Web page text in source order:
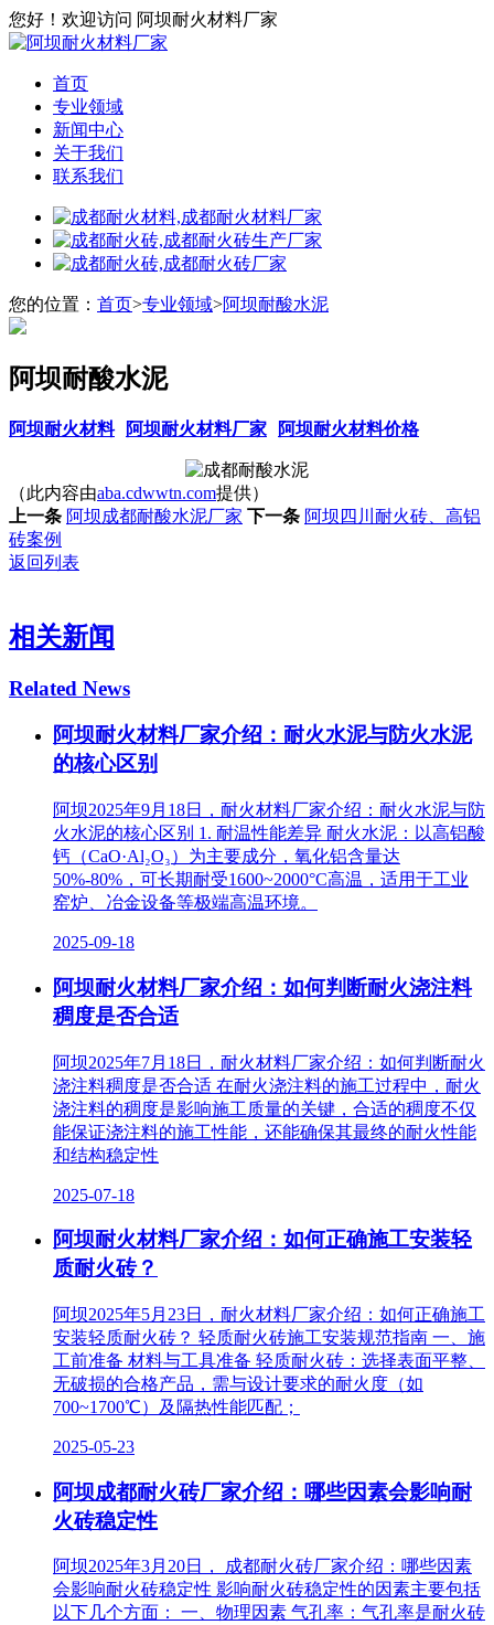
您好！欢迎访问 阿坝耐火材料厂家
首页
专业领域
新闻中心
关于我们
联系我们
您的位置： 首页>专业领域>阿坝耐酸水泥
阿坝耐酸水泥
阿坝耐火材料 阿坝耐火材料厂家 阿坝耐火材料价格
（此内容由aba.cdwwtn.com提供）
上一条 阿坝成都耐酸水泥厂家 下一条 阿坝四川耐火砖、高铝
砖案例
返回列表
相关新闻
Related News
阿坝耐火材料厂家介绍：耐火水泥与防火水泥
的核心区别
阿坝2025年9月18日，耐火材料厂家介绍：耐火水泥与防
火水泥的核心区别 1. ‌耐温性能差异‌ 耐火水泥‌：以高铝酸
钙（CaO·Al₂O₃）为主要成分，氧化铝含量达
50%-80%，可长期耐受1600~2000°C高温，适用于工业
窑炉、冶金设备等极端高温环境‌。
2025-09-18
阿坝耐火材料厂家介绍：如何判断耐火浇注料
稠度是否合适
阿坝2025年7月18日，耐火材料厂家介绍：如何判断耐火
浇注料稠度是否合适 在耐火浇注料的施工过程中，耐火
浇注料的稠度是影响施工质量的关键，合适的稠度不仅
能保证浇注料的施工性能，还能确保其最终的耐火性能
和结构稳定性
2025-07-18
阿坝耐火材料厂家介绍：如何正确施工安装轻
质耐火砖？
阿坝2025年5月23日，耐火材料厂家介绍：如何正确施工
安装轻质耐火砖？ 轻质耐火砖施工安装规范指南 一、施
工前准备 材料与工具准备‌ 轻质耐火砖‌：选择表面平整、
无破损的合格产品，需与设计要求的耐火度（如
700~1700℃）及隔热性能匹配；
2025-05-23
阿坝成都耐火砖厂家介绍：哪些因素会影响耐
火砖稳定性
阿坝2025年3月20日， 成都耐火砖厂家介绍：哪些因素
会影响耐火砖稳定性 影响耐火砖稳定性的因素主要包括
以下几个方面： 一、物理因素 气孔率：气孔率是耐火砖